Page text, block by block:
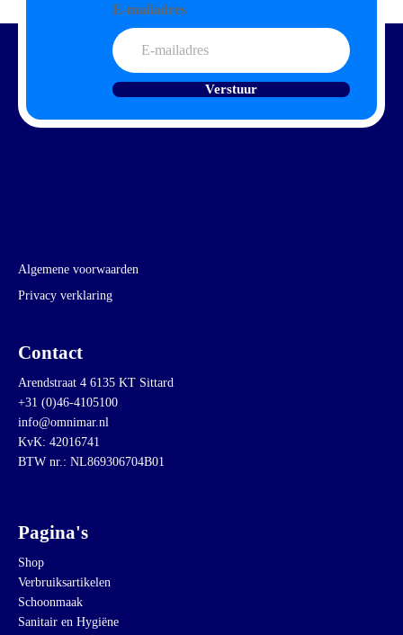
E-mailadres
Algemene voorwaarden
Privacy verklaring
Contact
Arendstraat 4 6135 KT Sittard
+31 (0)46-4105100
info@omnimar.nl
KvK: 42016741
BTW nr.: NL869306704B01
Pagina's
Shop
Verbruiksartikelen
Schoonmaak
Sanitair en Hygiëne